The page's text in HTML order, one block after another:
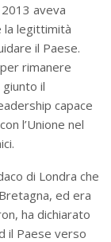
aveva
la legittimità
il Paese.
rimanere
giunto il
capace
l’Unione nel
di Londra che
ed era
ha dichiarato
il Paese verso